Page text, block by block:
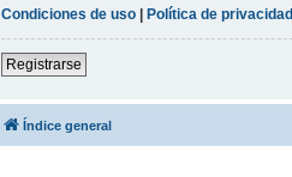
Condiciones de uso
Política de privacidad
Registrarse
Índice general